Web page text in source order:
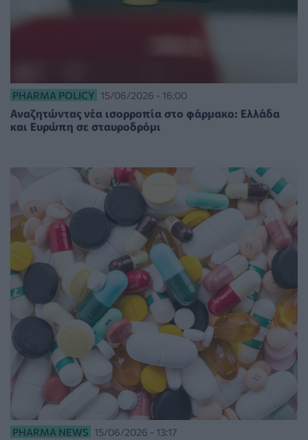
PHARMA POLICY 15/06/2026 - 16:00
Αναζητώντας νέα ισορροπία στο φάρμακο: Ελλάδα
και Ευρώπη σε σταυροδρόμι
PHARMA NEWS 15/06/2026 - 13:17